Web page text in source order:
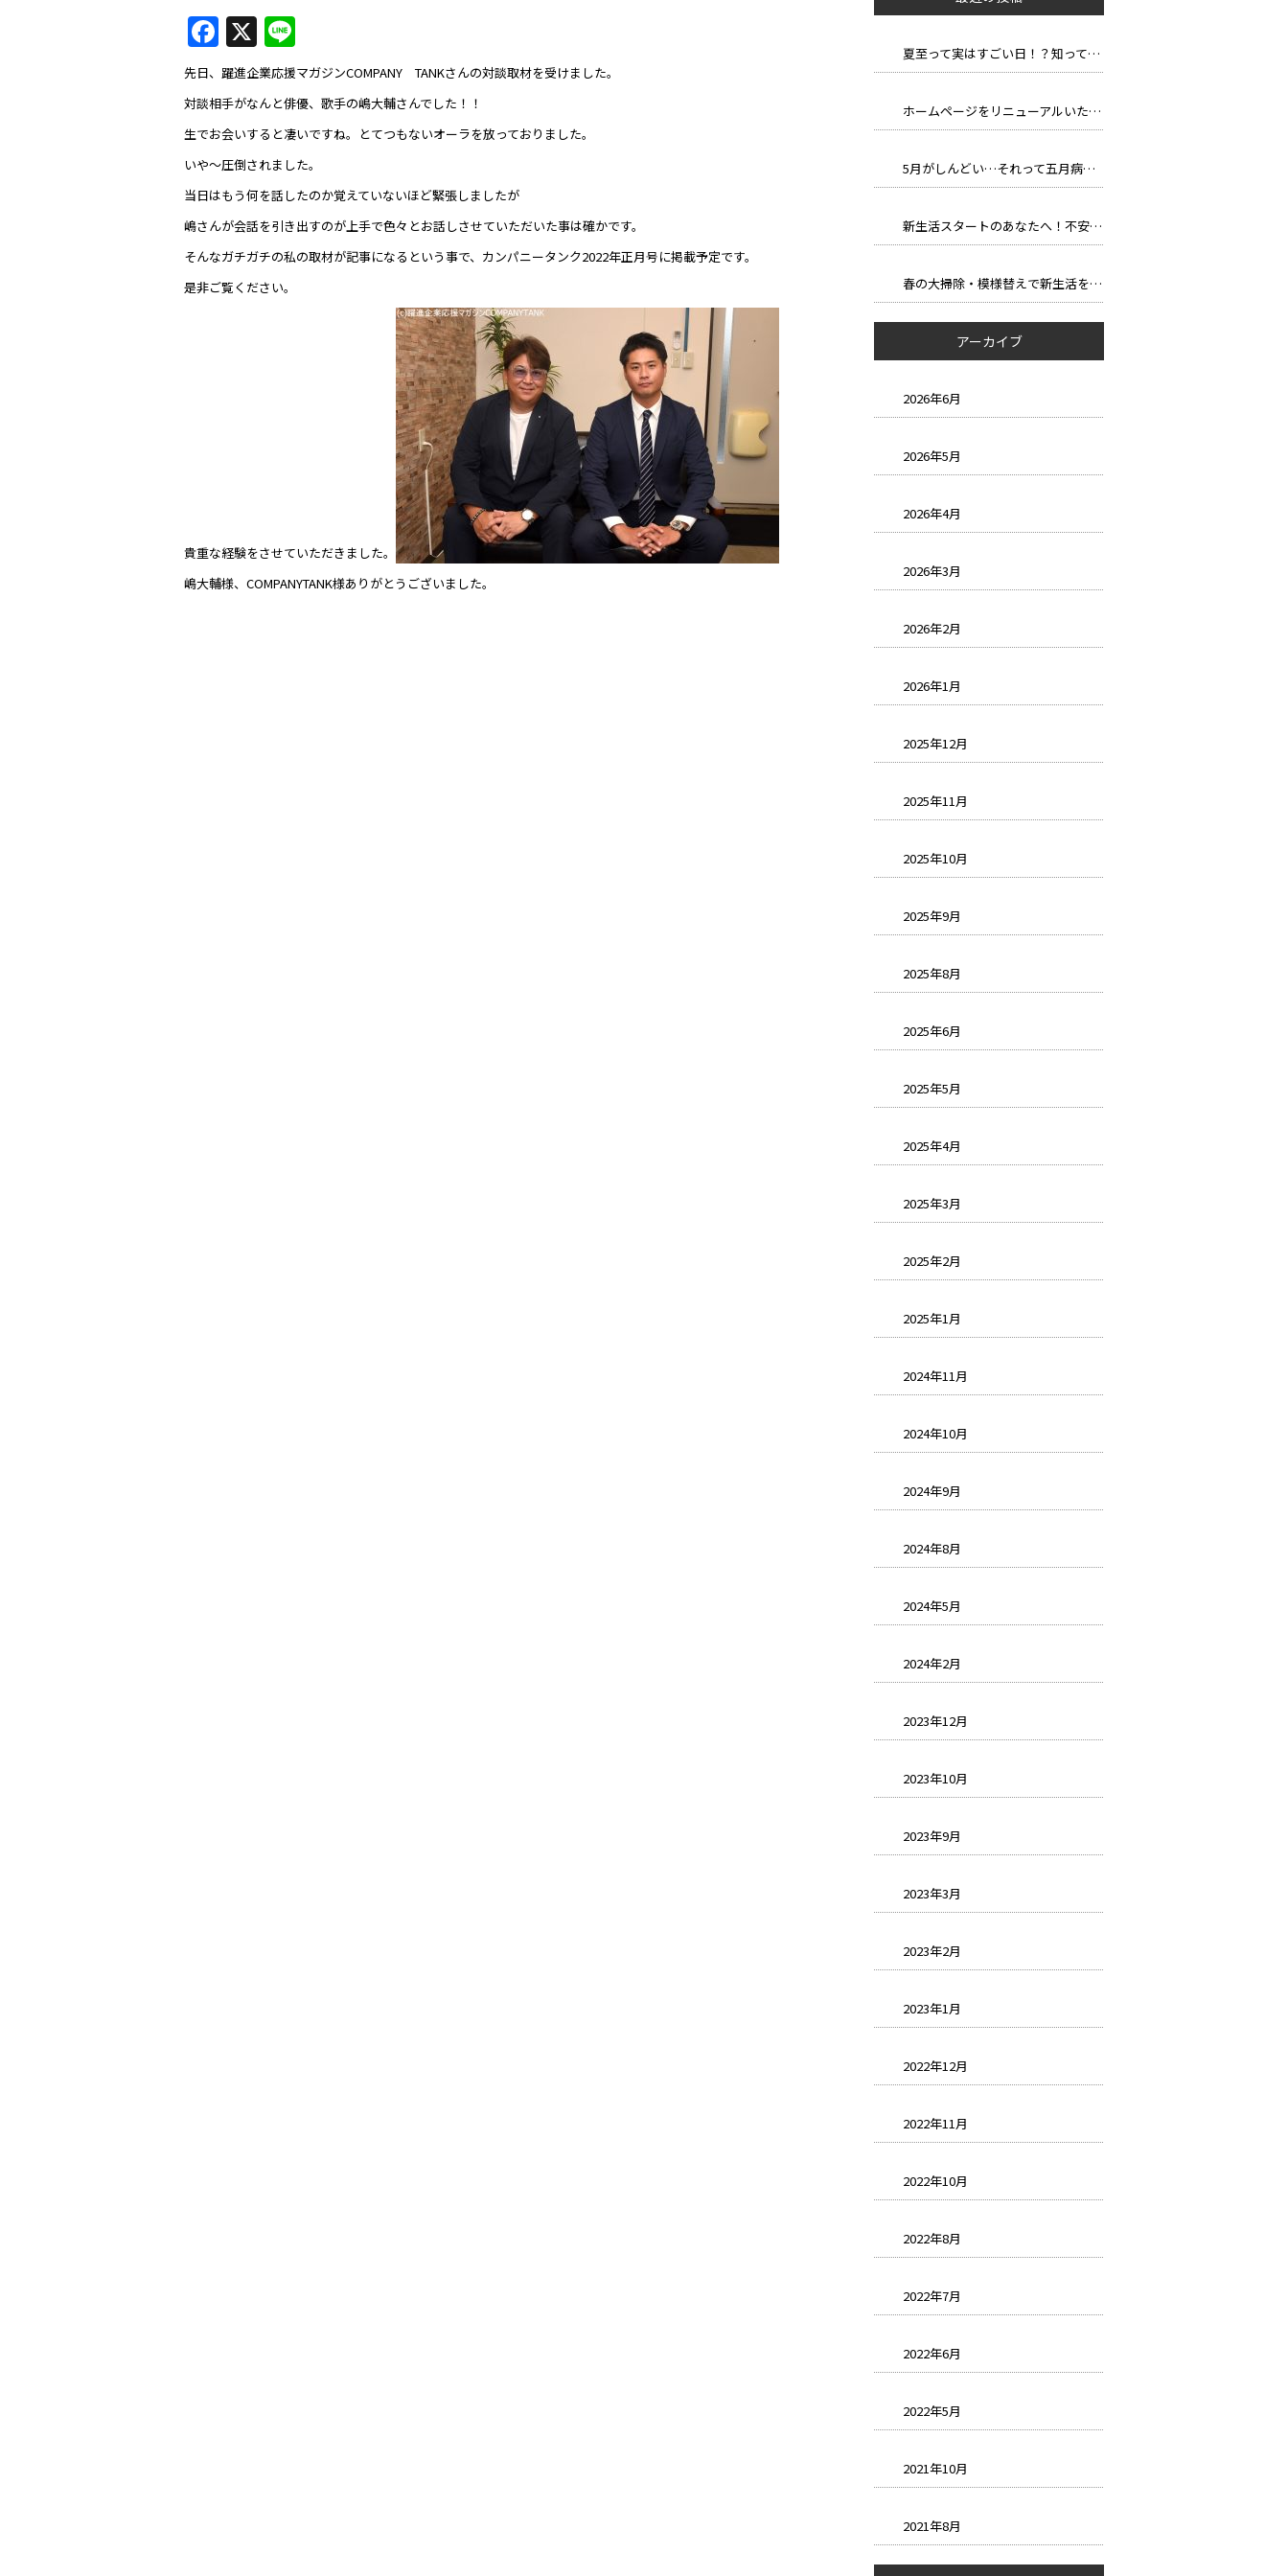
F
a
c
e
b
o
o
k
X
n
e
先日、躍進企業応援マガジンCOMPANY TANKさんの対談取材を受けました。
対談相手がなんと俳優、歌手の嶋大輔さんでした！！
生でお会いすると凄いですね。とてつもないオーラを放っておりました。
いや～圧倒されました。
当日はもう何を話したのか覚えていないほど緊張しましたが
嶋さんが会話を引き出すのが上手で色々とお話しさせていただいた事は確かです。
そんなガチガチの私の取材が記事になるという事で、カンパニータンク2022年正月号に掲載予定です。
是非ご覧ください。
貴重な経験をさせていただきました。
嶋大輔様、COMPANYTANK様ありがとうございました。
夏至って実はすごい日！？知って得する豆知識と長い一日の楽しみ方
ホームページをリニューアルいたしました。
5月がしんどい…それって五月病かも？
新生活スタートのあなたへ！不安を自信に変える、新しい環境での過ごし方
春の大掃除・模様替えで新生活を気持ちよくスタートしよう！
アーカイブ
2026年6月
2026年5月
2026年4月
2026年3月
2026年2月
2026年1月
2025年12月
2025年11月
2025年10月
2025年9月
2025年8月
2025年6月
2025年5月
2025年4月
2025年3月
2025年2月
2025年1月
2024年11月
2024年10月
2024年9月
2024年8月
2024年5月
2024年2月
2023年12月
2023年10月
2023年9月
2023年3月
2023年2月
2023年1月
2022年12月
2022年11月
2022年10月
2022年8月
2022年7月
2022年6月
2022年5月
2021年10月
2021年8月